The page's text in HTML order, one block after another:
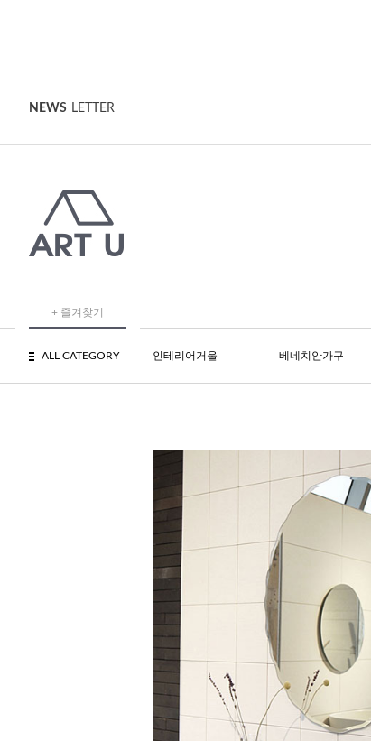
NEWS LETTER
+ 즐겨찾기
ALL CATEGORY 인테리어거울 베네치안가구